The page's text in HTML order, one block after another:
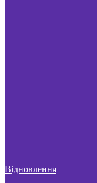
Відновлення